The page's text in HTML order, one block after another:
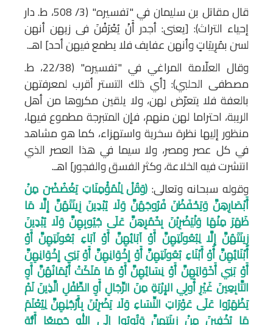
قال مقاتل بن سليمان في "تفسيره" (3/ 508، ط. دار
إحياء التراث): [يعنى: أجدر أَنْ يُعْرَفْنَ فى زيهن أنهن
لسن بمُرِبيَاتٍ وأنهن عفايف فلا يطمع فيهن أحد] اهـ.
وقال العلّامة المراغي في "تفسيره" (22/38، ط.
مصطفى الحلبي): [أي ذلك التستر أقرب لمعرفتهن
بالعفة فلا يتعرّض لهن، ولا يلقين مكروها من أهل
الريبة، احتراما لهن منهم، فإن المتبرجة مطموع فيها،
منظور إليها نظرة سخرية واستهزاء، كما هو مشاهد
في كل عصر ومصر، ولا سيما في هذا العصر الذي
انتشرت فيه الخلاعة، وكثر الفسق والفجور] اهـ.
وقوله سبحانه وتعالى: ﴿وَقُلْ لِلْمُؤْمِنَاتِ يَغْضُضْنَ مِنْ
أَبْصَارِهِنَّ وَيَحْفَظْنَ فُرُوجَهُنَّ وَلَا يُبْدِينَ زِينَتَهُنَّ إِلَّا مَا
ظَهَرَ مِنْهَا وَلْيَضْرِبْنَ بِخُمُرِهِنَّ عَلَى جُيُوبِهِنَّ وَلَا يُبْدِينَ
زِينَتَهُنَّ إِلَّا لِبُعُولَتِهِنَّ أَوْ آبَائِهِنَّ أَوْ آبَاءِ بُعُولَتِهِنَّ أَوْ
أَبْنَائِهِنَّ أَوْ أَبْنَاءِ بُعُولَتِهِنَّ أَوْ إِخْوَانِهِنَّ أَوْ بَنِي إِخْوَانِهِنَّ
أَوْ بَنِي أَخَوَاتِهِنَّ أَوْ نِسَائِهِنَّ أَوْ مَا مَلَكَتْ أَيْمَانُهُنَّ أَوِ
التَّابِعِينَ غَيْرِ أُولِي الإِرْبَةِ مِنَ الرِّجَالِ أَوِ الطِّفْلِ الَّذِينَ لَمْ
يَظْهَرُوا عَلَى عَوْرَاتِ النِّسَاءِ وَلَا يَضْرِبْنَ بِأَرْجُلِهِنَّ لِيُعْلَمَ
مَا يُخْفِينَ مِنْ زِينَتِهِنَّ وَتُوبُوا إِلَى اللهِ جَمِيعًا أَيُّهَ